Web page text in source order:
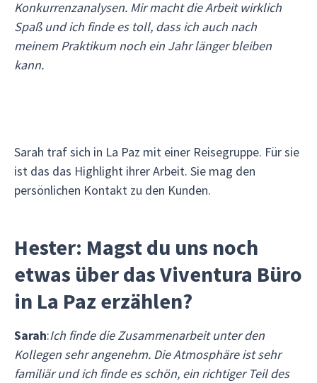
Konkurrenzanalysen. Mir macht die Arbeit wirklich
Spaß und ich finde es toll, dass ich auch nach
meinem Praktikum noch ein Jahr länger bleiben
kann.
Sarah traf sich in La Paz mit einer Reisegruppe. Für sie
ist das das Highlight ihrer Arbeit. Sie mag den
persönlichen Kontakt zu den Kunden.
Hester: Magst du uns noch
etwas über das Viventura Büro
in La Paz erzählen?
Sarah:Ich finde die Zusammenarbeit unter den
Kollegen sehr angenehm. Die Atmosphäre ist sehr
familiär und ich finde es schön, ein richtiger Teil des